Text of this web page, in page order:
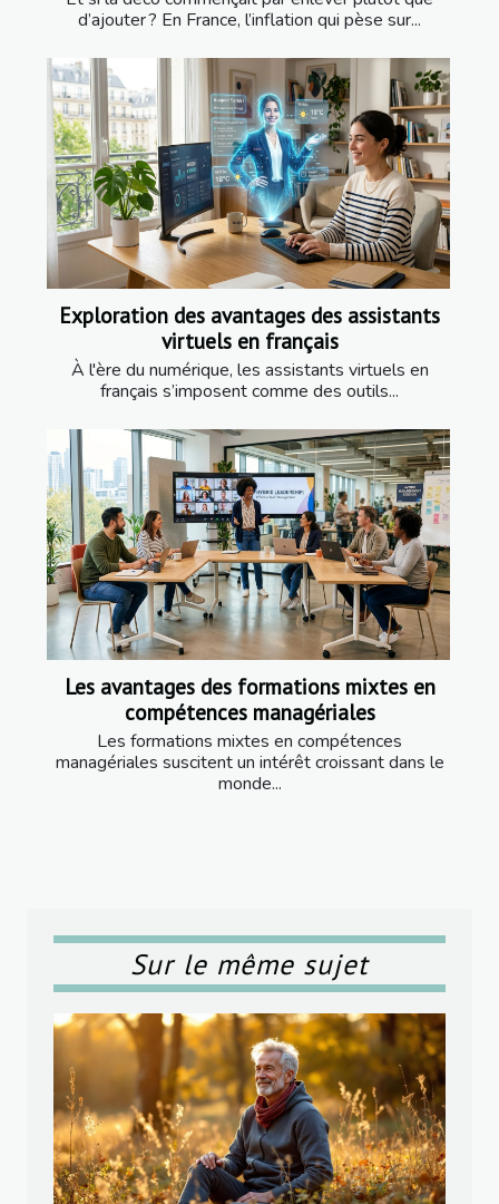
d’ajouter ? En France, l’inflation qui pèse sur...
Exploration des avantages des assistants
virtuels en français
À l'ère du numérique, les assistants virtuels en
français s’imposent comme des outils...
Les avantages des formations mixtes en
compétences managériales
Les formations mixtes en compétences
managériales suscitent un intérêt croissant dans le
monde...
Sur le même sujet